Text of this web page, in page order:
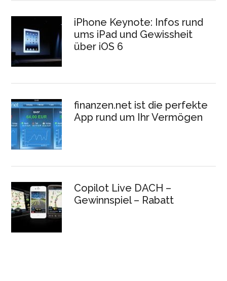
iPhone Keynote: Infos rund
ums iPad und Gewissheit
über iOS 6
finanzen.net ist die perfekte
App rund um Ihr Vermögen
Copilot Live DACH –
Gewinnspiel – Rabatt